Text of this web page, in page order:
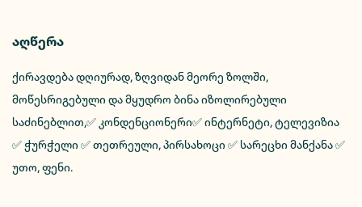
აღწერა
ქირავდება დღიურად, ზღვიდან მეორე ზოლში,
მოწესრიგებული და მყუდრო ბინა იზოლირებული
საძინებლით,✅ კონდენციონერი✅ ინტერნეტი, ტელევიზია
✅ ჭურჭელი ✅ თეთრეული, პირსახოცი ✅ სარეცხი მანქანა ✅
უთო, ფენი.